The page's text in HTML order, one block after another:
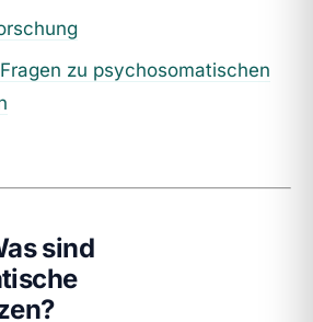
zu psychosomatischen
sind